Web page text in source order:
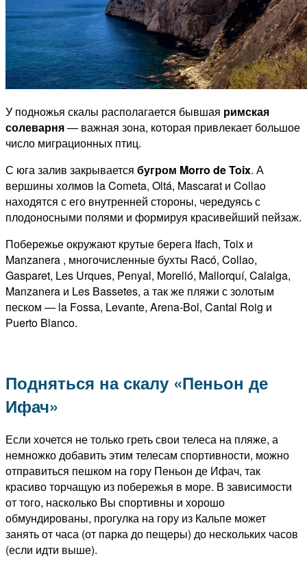
У подножья скалы располагается бывшая римская
солеварня— важная зона, которая привлекает большое
число миграционных птиц.
С юга залив закрывается бугром Morro de Toix. А
вершины холмов la Cometa, Oltá, Mascarat и Collao
находятся с его внутренней стороны, чередуясь с
плодоносными полями и формируя красивейший пейзаж.
Побережье окружают крутые берега Ifach, Toix и
Manzanera , многочисленные бухты Racó, Collao,
Gasparet, Les Urques, Penyal, Morelló, Mallorquí, Calalga,
Manzanera и Les Bassetes, а так же пляжи с золотым
песком — la Fossa, Levante, Arena-Bol, Cantal Roig и
Puerto Blanco.
Подняться на скалу «Пеньон де
Ифач»
Если хочется не только греть свои телеса на пляже, а
немножко добавить этим телесам спортивности, можно
отправиться пешком на гору Пеньон де Ифач, так
красиво торчащую из побережья в море. В зависимости
от того, насколько Вы спортивны и хорошо
обмундированы, прогулка на гору из Кальпе может
занять от часа (от парка до пещеры) до нескольких часов
(если идти выше).